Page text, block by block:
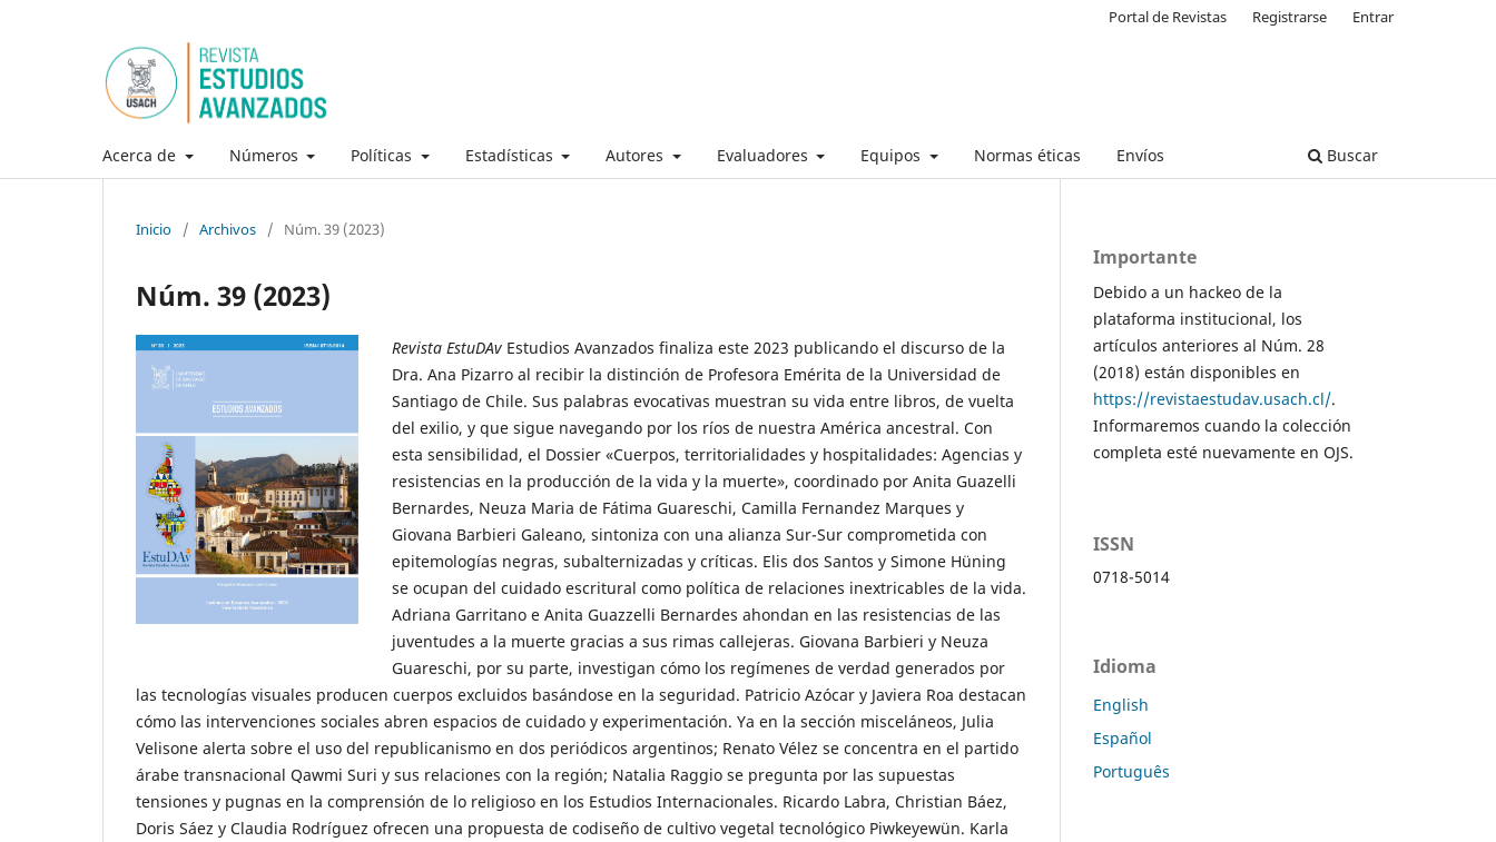
Acerca de Números Políticas Estadísticas Autores Evaluadores Equipos Normas éticas Envíos Buscar
Portal de Revistas Registrarse Entrar
Inicio / Archivos / Núm. 39 (2023)
Núm. 39 (2023)
Revista EstuDAv Estudios Avanzados finaliza este 2023 publicando el discurso de la
Dra. Ana Pizarro al recibir la distinción de Profesora Emérita de la Universidad de
Santiago de Chile. Sus palabras evocativas muestran su vida entre libros, de vuelta
del exilio, y que sigue navegando por los ríos de nuestra América ancestral. Con
esta sensibilidad, el Dossier «Cuerpos, territorialidades y hospitalidades: Agencias y
resistencias en la producción de la vida y la muerte», coordinado por Anita Guazelli
Bernardes, Neuza Maria de Fátima Guareschi, Camilla Fernandez Marques y
Giovana Barbieri Galeano, sintoniza con una alianza Sur-Sur comprometida con
epitemologías negras, subalternizadas y críticas. Elis dos Santos y Simone Hüning
se ocupan del cuidado escritural como política de relaciones inextricables de la vida.
Adriana Garritano e Anita Guazzelli Bernardes ahondan en las resistencias de las
juventudes a la muerte gracias a sus rimas callejeras. Giovana Barbieri y Neuza
Guareschi, por su parte, investigan cómo los regímenes de verdad generados por
las tecnologías visuales producen cuerpos excluidos basándose en la seguridad. Patricio Azócar y Javiera Roa destacan
cómo las intervenciones sociales abren espacios de cuidado y experimentación. Ya en la sección misceláneos, Julia
Velisone alerta sobre el uso del republicanismo en dos periódicos argentinos; Renato Vélez se concentra en el partido
árabe transnacional Qawmi Suri y sus relaciones con la región; Natalia Raggio se pregunta por las supuestas
tensiones y pugnas en la comprensión de lo religioso en los Estudios Internacionales. Ricardo Labra, Christian Báez,
Doris Sáez y Claudia Rodríguez ofrecen una propuesta de codiseño de cultivo vegetal tecnológico Piwkeyewün. Karla
Importante
Debido a un hackeo de la
plataforma institucional, los
artículos anteriores al Núm. 28
(2018) están disponibles en
https://revistaestudav.usach.cl/.
Informaremos cuando la colección
completa esté nuevamente en OJS.
ISSN
0718-5014
Idioma
English
Español
Português